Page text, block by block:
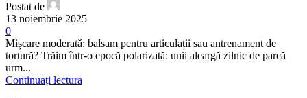
Postat de
13 noiembrie 2025
0
Mișcare moderată: balsam pentru articulații sau antrenament de
tortură? Trăim într-o epocă polarizată: unii aleargă zilnic de parcă
urm...
Continuați lectura